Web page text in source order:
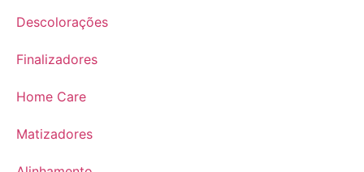
Descolorações
Finalizadores
Home Care
Matizadores